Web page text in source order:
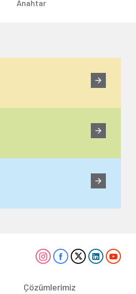
Anahtar
Çözümlerimiz